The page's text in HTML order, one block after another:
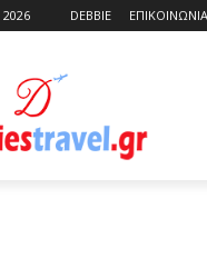
DEBBIE ΕΠΙΚΟΙΝΩΝΙΑ